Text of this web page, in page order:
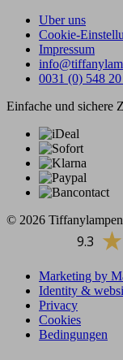
Uber uns
Cookie-
Impressum
0031 (0) 548
Einfache und sichere
© 2026
9.3
Marketing by
Identity &
Privacy
Cookies
Bedingungen